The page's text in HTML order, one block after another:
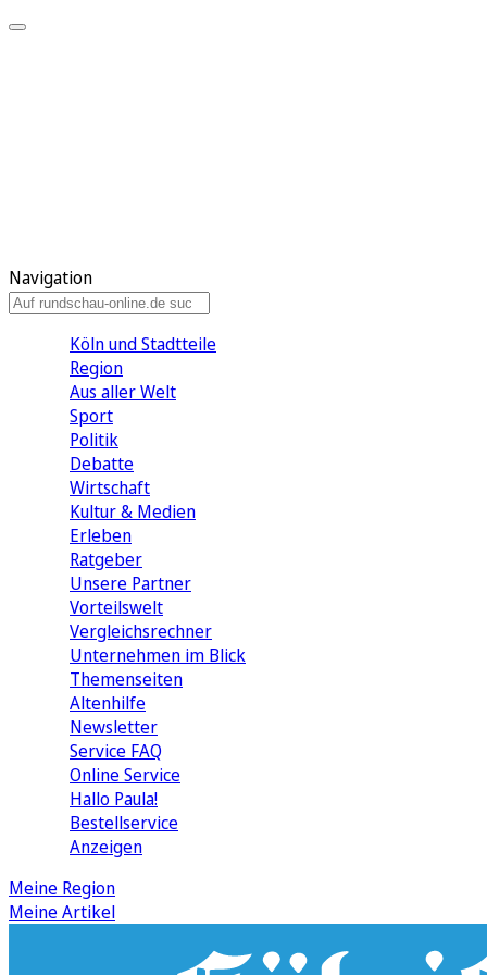
Navigation
Köln und Stadtteile
Region
Aus aller Welt
Sport
Politik
Debatte
Wirtschaft
Kultur & Medien
Erleben
Ratgeber
Unsere Partner
Vorteilswelt
Vergleichsrechner
Unternehmen im Blick
Themenseiten
Altenhilfe
Newsletter
Service FAQ
Online Service
Hallo Paula!
Bestellservice
Anzeigen
Meine Region
Meine Artikel